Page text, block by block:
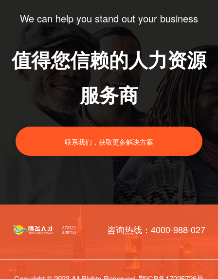
We can help you stand out your business
值得您信赖的人力资源
服务商
联系我们，获取更多解决方案
咨询热线：4000-988-027